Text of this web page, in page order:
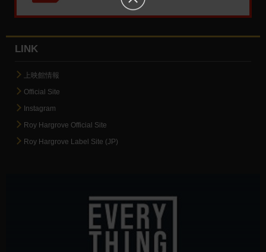
LINK
上映館情報
Official Site
Instagram
Roy Hargrove Official Site
Roy Hargrove Label Site (JP)